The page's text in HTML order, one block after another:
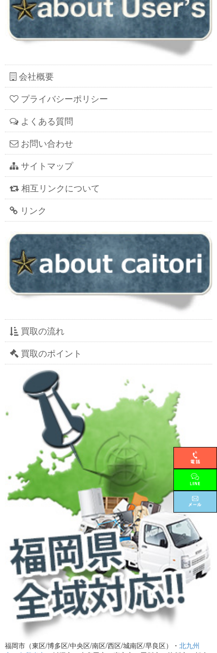
会社概要
プライバシーポリシー
よくある質問
お問い合わせ
サイトマップ
相互リンクについて
リンク
買取の流れ
買取のポイント
福岡市（東区/博多区/中央区/南区/西区/城南区/早良区）・ 北九州